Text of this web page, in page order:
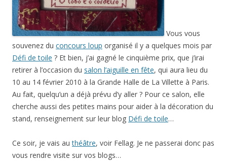
Vous vous
souvenez du concours loup organisé il y a quelques mois par
Défi de toile ? Et bien, j’ai gagné le cinquième prix, que j’irai
retirer à l’occasion du salon l’aiguille en fête, qui aura lieu du
10 au 14 février 2010 à la Grande Halle de La Villette à Paris.
Au fait, quelqu’un a déjà prévu d’y aller ? Pour ce salon, elle
cherche aussi des petites mains pour aider à la décoration du
stand, renseignement sur leur blog Défi de toile…
Ce soir, je vais authéâtre, voir Fellag. Je ne passerai donc pas
vous rendre visite sur vos blogs…